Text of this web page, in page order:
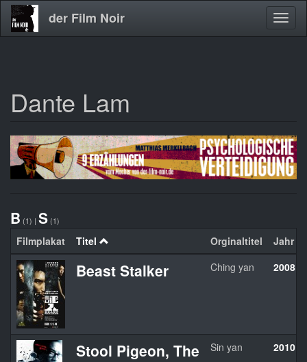
Direkt
zum
der Film Noir
Dante Lam
B (1) | S (1)
Filmplakat Titel Orginaltitel Jahr
Beast Stalker Ching yan 2008
Stool Pigeon, The Sin yan 2010